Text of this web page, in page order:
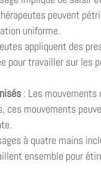
peuvent
uniforme.
appliquent des
pour travailler sur les
: Les mouvements
ces mouvements
à quatre mains
ensemble pour